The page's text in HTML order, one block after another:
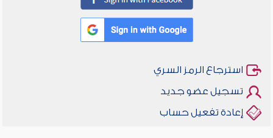
استرجاع الرمز السري
تسجيل عضو جديد
إعادة تفعيل حساب